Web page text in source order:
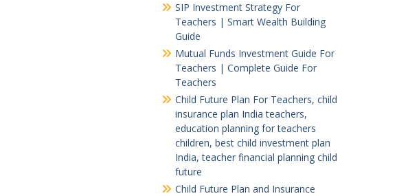
SIP Investment Strategy For
Teachers | Smart Wealth Building
Guide
Mutual Funds Investment Guide For
Teachers | Complete Guide For
Teachers
Child Future Plan For Teachers, child
insurance plan India teachers,
education planning for teachers
children, best child investment plan
India, teacher financial planning child
future
Child Future Plan and Insurance